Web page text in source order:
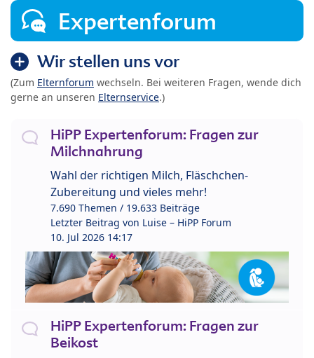
Expertenforum
Wir stellen uns vor
(Zum Elternforum wechseln. Bei weiteren Fragen, wende dich
gerne an unseren Elternservice.)
HiPP Expertenforum: Fragen zur
Milchnahrung
Wahl der richtigen Milch, Fläschchen-
Zubereitung und vieles mehr!
7.690 Themen / 19.633 Beiträge
Letzter Beitrag von Luise – HiPP Forum
10. Jul 2026 14:17
HiPP Expertenforum: Fragen zur
Beikost